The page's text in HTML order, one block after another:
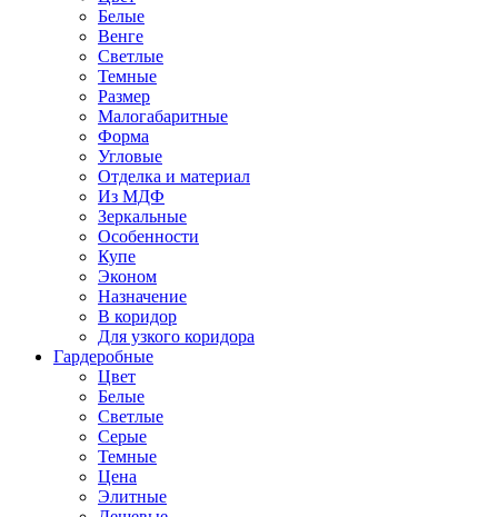
Белые
Венге
Светлые
Темные
Размер
Малогабаритные
Форма
Угловые
Отделка и материал
Из МДФ
Зеркальные
Особенности
Купе
Эконом
Назначение
В коридор
Для узкого коридора
Гардеробные
Цвет
Белые
Светлые
Серые
Темные
Цена
Элитные